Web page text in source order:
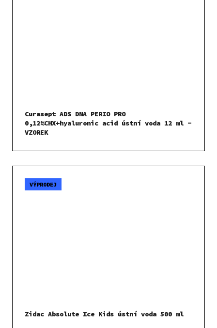
Curasept ADS DNA PERIO PRO
0,12%CHX+hyaluronic acid ústní voda 12 ml -
VZOREK
VÝPRODEJ
Zidac Absolute Ice Kids ústní voda 500 ml